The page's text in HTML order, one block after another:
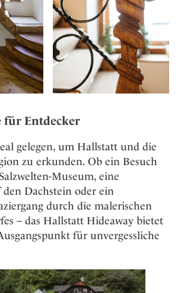
für Entdecker
gelegen, um Hallstatt und die
zu erkunden. Ob ein Besuch
Museum, eine
Dachstein oder ein
durch die malerischen
– das Hallstatt Hideaway bietet
für unvergessliche